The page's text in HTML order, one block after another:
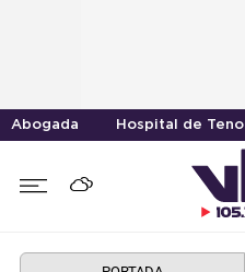
Abogada Hospital de Teno